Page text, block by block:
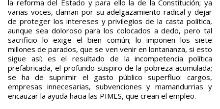
la reforma del Estado y para ello la de la Constitución; ya
varias voces, claman por su adelgazamiento radical y dejar
de proteger los intereses y privilegios de la casta política,
aunque sea doloroso para los colocados a dedo, pero tal
sacrificio lo exige el bien común; lo imponen los siete
millones de parados, que se ven venir en lontananza, si esto
sigue así; es el resultado de la incompetencia política
prefabricada, el profundo suspiro de la pobreza acumulada;
se ha de suprimir el gasto público superfluo: cargos,
empresas innecesarias, subvenciones y mamandurrias y
encauzar la ayuda hacia las PIMES, que crean el empleo.